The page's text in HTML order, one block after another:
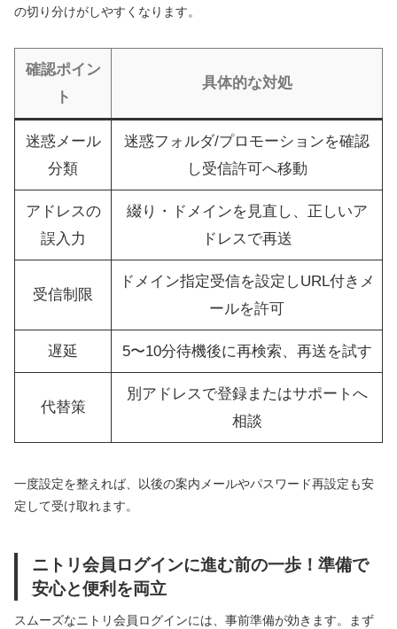
の切り分けがしやすくなります。
確認ポイン
ト
具体的な対処
迷惑メール
分類
迷惑フォルダ/プロモーションを確認
し受信許可へ移動
アドレスの
誤入力
綴り・ドメインを見直し、正しいア
ドレスで再送
受信制限
ドメイン指定受信を設定しURL付きメ
ールを許可
遅延 5〜10分待機後に再検索、再送を試す
代替策
別アドレスで登録またはサポートへ
相談
一度設定を整えれば、以後の案内メールやパスワード再設定も安
定して受け取れます。
ニトリ会員ログインに進む前の一歩！準備で
安心と便利を両立
スムーズなニトリ会員ログインには、事前準備が効きます。まず